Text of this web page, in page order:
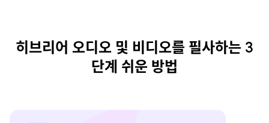
히브리어 오디오 및 비디오를 필사하는 3
단계 쉬운 방법